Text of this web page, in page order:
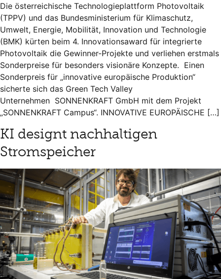
Die österreichische Technologieplattform Photovoltaik
(TPPV) und das Bundesministerium für Klimaschutz,
Umwelt, Energie, Mobilität, Innovation und Technologie
(BMK) kürten beim 4. Innovationsaward für integrierte
Photovoltaik die Gewinner-Projekte und verliehen erstmals
Sonderpreise für besonders visionäre Konzepte. Einen
Sonderpreis für „innovative europäische Produktion“
sicherte sich das Green Tech Valley
Unternehmen SONNENKRAFT GmbH mit dem Projekt
„SONNENKRAFT Campus“. INNOVATIVE EUROPÄISCHE […]
KI designt nachhaltigen
Stromspeicher